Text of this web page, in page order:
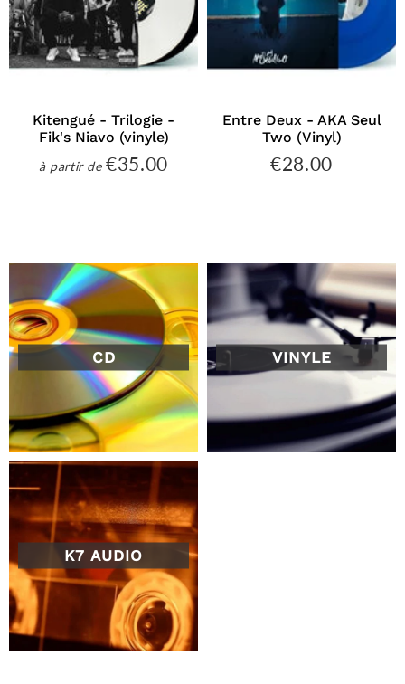
Kitengué - Trilogie -
Fik's Niavo (vinyle)
à partir dePrix
€35.00
Entre Deux - AKA Seul
Two (Vinyl)
Prix
€28.00
CD VINYLE
K7 AUDIO